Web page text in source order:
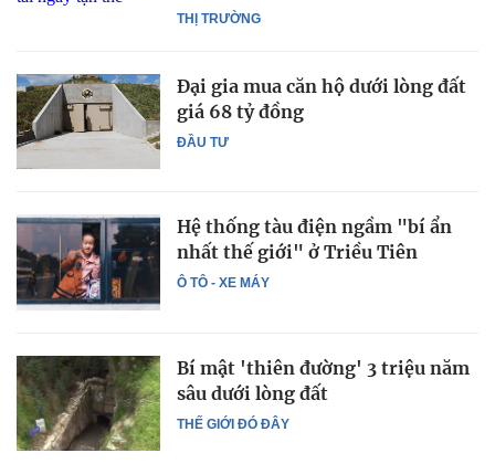
THỊ TRƯỜNG
ĐẦU TƯ
Đại gia mua căn hộ dưới lòng đất
giá 68 tỷ đồng
Ô TÔ - XE MÁY
Hệ thống tàu điện ngầm "bí ẩn
nhất thế giới" ở Triều Tiên
THẾ GIỚI ĐÓ ĐÂY
Bí mật 'thiên đường' 3 triệu năm
sâu dưới lòng đất